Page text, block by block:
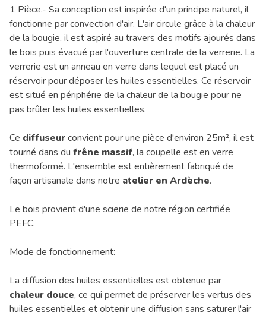
1 Pièce.- Sa conception est inspirée d'un principe naturel, il
fonctionne par convection d'air. L'air circule grâce à la chaleur
de la bougie, il est aspiré au travers des motifs ajourés dans
le bois puis évacué par l'ouverture centrale de la verrerie. La
verrerie est un anneau en verre dans lequel est placé un
réservoir pour déposer les huiles essentielles. Ce réservoir
est situé en périphérie de la chaleur de la bougie pour ne
pas brûler les huiles essentielles.
Ce diffuseurconvient pour une pièce d'environ 25m², il est
tourné dans du frêne massif, la coupelle est en verre
thermoformé. L'ensemble est entièrement fabriqué de
façon artisanale dans notre atelier en Ardèche.
Le bois provient d'une scierie de notre région certifiée
PEFC.
Mode de fonctionnement:
La diffusion des huiles essentielles est obtenue par
chaleur douce, ce qui permet de préserver les vertus des
huiles essentielles et obtenir une diffusion sans saturer l'air